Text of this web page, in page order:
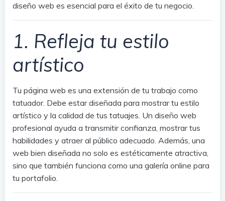
diseño web es esencial para el éxito de tu negocio.
1. Refleja tu estilo
artístico
Tu página web es una extensión de tu trabajo como
tatuador. Debe estar diseñada para mostrar tu estilo
artístico y la calidad de tus tatuajes. Un diseño web
profesional ayuda a transmitir confianza, mostrar tus
habilidades y atraer al público adecuado. Además, una
web bien diseñada no solo es estéticamente atractiva,
sino que también funciona como una galería online para
tu portafolio.